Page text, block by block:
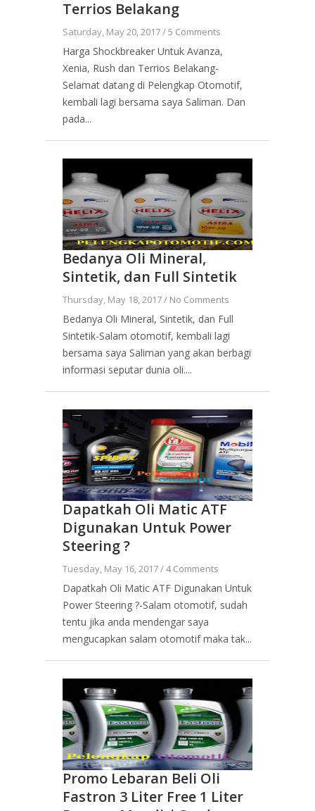
Terrios Belakang
Saturday, May 20, 2017 /5 Comments
Harga Shockbreaker Untuk Avanza,
Xenia, Rush dan Terrios Belakang-
Selamat datang di Pelengkap Otomotif,
kembali lagi bersama saya Saliman. Dan
pada...
Bedanya Oli Mineral,
Sintetik, dan Full Sintetik
Thursday, May 18, 2017 / No Comments
Bedanya Oli Mineral, Sintetik, dan Full
Sintetik-Salam otomotif, kembali lagi
bersama saya Saliman yang akan berbagi
informasi seputar dunia oli....
Dapatkah Oli Matic ATF
Digunakan Untuk Power
Steering ?
Tuesday, May 16, 2017 /4 Comments
Dapatkah Oli Matic ATF Digunakan Untuk
Power Steering ?-Salam otomotif, sudah
tentu jika anda mendengar saya
mengucapkan salam otomotif maka tak...
Promo Lebaran Beli Oli
Fastron 3 Liter Free 1 Liter